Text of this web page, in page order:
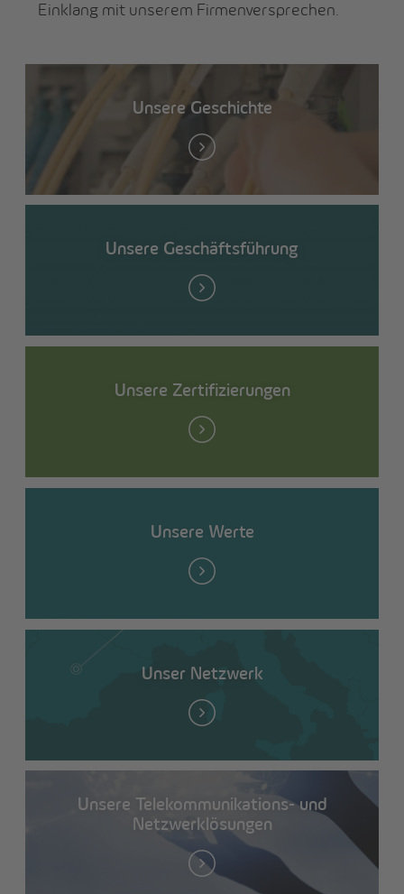
Einklang mit unserem Firmenversprechen.
Unsere Geschichte
Unsere Geschäftsführung
Unsere Zertifizierungen
Unsere Werte
Unser Netzwerk
Unsere Telekommunikations- und
Netzwerklösungen